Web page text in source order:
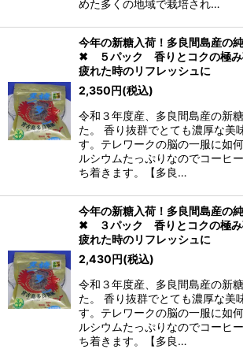
めた多くの地域で栽培され…
今年の新糖入荷！多良間島産の
✖ ５パック 香りとコクの極み
疲れた時のリフレッシュに
2,350円(税込)
令和３年度産、多良間島産の新
た。 香り抜群でとても濃厚な美
す。テレワークの脳の一服に如
ルシウムたっぷりなのでコーヒ
ち着きます。【多良…
今年の新糖入荷！多良間島産の
✖ ３パック 香りとコクの極み
疲れた時のリフレッシュに
2,430円(税込)
令和３年度産、多良間島産の新
た。 香り抜群でとても濃厚な美
す。テレワークの脳の一服に如
ルシウムたっぷりなのでコーヒ
ち着きます。【多良…